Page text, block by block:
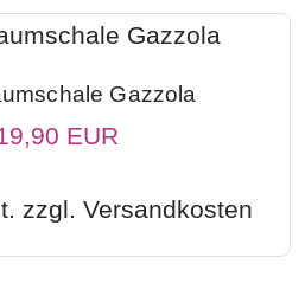
Gazzola
EUR
zzgl. Versandkosten